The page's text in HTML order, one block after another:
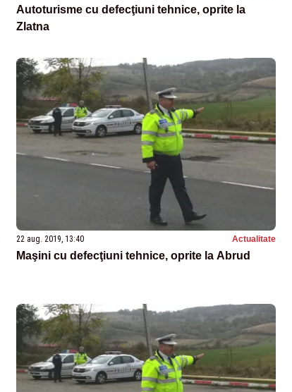
Autoturisme cu defecţiuni tehnice, oprite la
Zlatna
22 aug. 2019, 13:40 Actualitate
Maşini cu defecţiuni tehnice, oprite la Abrud